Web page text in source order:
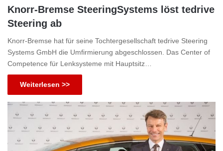
Knorr-Bremse SteeringSystems löst tedrive
Steering ab
Knorr-Bremse hat für seine Tochtergesellschaft tedrive Steering
Systems GmbH die Umfirmierung abgeschlossen. Das Center of
Competence für Lenksysteme mit Hauptsitz…
Weiterlesen >>